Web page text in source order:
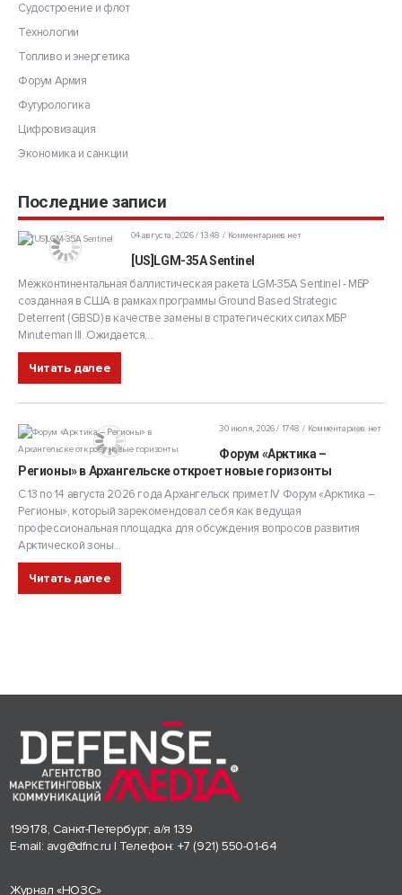
Судостроение и флот
Технологии
Топливо и энергетика
Форум Армия
Футурологика
Цифровизация
Экономика и санкции
Последние записи
04 августа, 2026 / 13:48 Комментариев нет
[US]LGM-35A Sentinel
Межконтинентальная баллистическая ракета LGM-35A Sentinel - МБР
созданная в США в рамках программы Ground Based Strategic
Deterrent (GBSD) в качестве замены в стратегических силах МБР
Minuteman III. Ожидается,...
Читать далее
30 июля, 2026 / 17:48 Комментариев нет
Форум «Арктика –
Регионы» в Архангельске откроет новые горизонты
С 13 по 14 августа 2026 года Архангельск примет IV Форум «Арктика –
Регионы», который зарекомендовал себя как ведущая
профессиональная площадка для обсуждения вопросов развития
Арктической зоны...
Читать далее
199178, Санкт-Петербург, а/я 139
E-mail: avg@dfnc.ru | Телефон: +7 (921) 550-01-64
Журнал «НОЗС»